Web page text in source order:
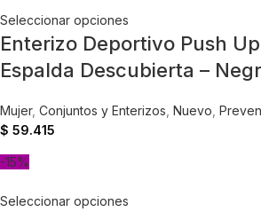
Seleccionar opciones
Enterizo Deportivo Push
Espalda Descubierta –
Mujer, Conjuntos y Enterizos Nuevo
$ 59.415
-15%
Seleccionar opciones